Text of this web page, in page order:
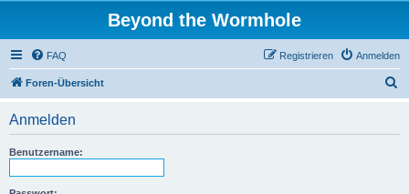
Beyond the Wormhole
FAQ Anmelden
Registrieren
Foren-Übersicht
Anmelden
Benutzername: